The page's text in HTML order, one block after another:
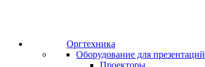
Оргтехника
Оборудование для презентаций
Проекторы